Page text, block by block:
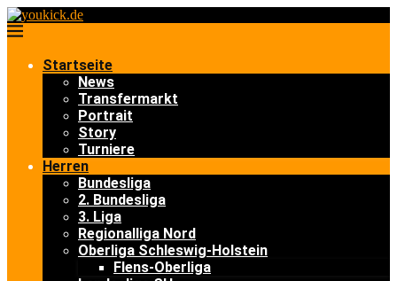
Startseite
News
Transfermarkt
Portrait
Story
Turniere
Herren
Bundesliga
2. Bundesliga
3. Liga
Regionalliga Nord
Oberliga Schleswig-Holstein
Flens-Oberliga